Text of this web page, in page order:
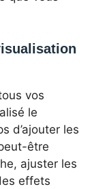
vos
le
d’ajouter les
être
ajuster les
effets